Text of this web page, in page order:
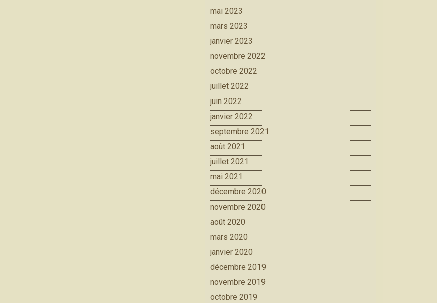
mai 2023
mars 2023
janvier 2023
novembre 2022
octobre 2022
juillet 2022
juin 2022
janvier 2022
septembre 2021
août 2021
juillet 2021
mai 2021
décembre 2020
novembre 2020
août 2020
mars 2020
janvier 2020
décembre 2019
novembre 2019
octobre 2019